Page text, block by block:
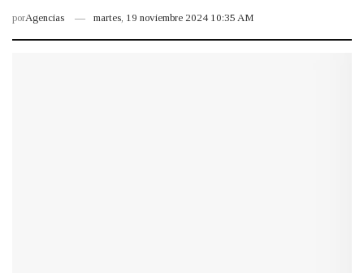
porAgencias martes, 19 noviembre 2024 10:35 AM